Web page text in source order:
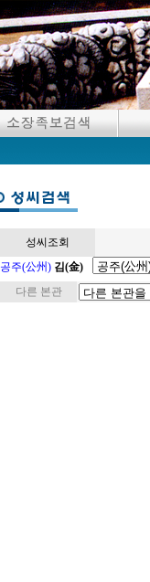
성씨조회
공주(公州) 김(金)
다른 본관